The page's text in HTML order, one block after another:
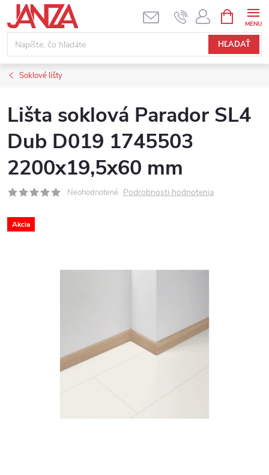
Prejsť na obsah
HĽADAŤ
Soklové lišty
Lišta soklová Parador SL4
Dub D019 1745503
2200x19,5x60 mm
Neohodnotené Podrobnosti hodnotenia
Akcia